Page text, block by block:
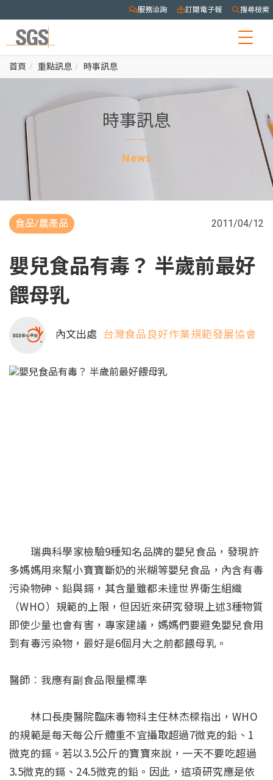
服務洽詢 訂閱電子報 搜尋檢索
首頁 重點訊息 時事訊息
時事訊息
News
食品/農產品 2011/04/12
嬰兒食品有毒？ 半歲前最好
餵母乳
內文出處 台灣食品良好作業規範發展協會
瑞典科學家檢驗9種知名品牌的嬰兒食品，發現許
多媽媽用來幫小寶寶斷奶的米糊等嬰兒食品，內含有毒
污染物砷、鉛與鎘，其含量雖都未達世界衛生組織
（WHO）規範的上限，但因近來研究發現上述3種物質
即使少量也會有害，專家建議，媽媽們要避免嬰兒食用
到有毒污染物，最好是6個月大之前都餵母乳。
醫師︰我應有副食品限量標準
林口長庚醫院臨床毒物科主任林杰樑指出，WHO
的規範是每天每公斤體重不宜攝取超過7微克的鉛、1
微克的鎘。若以3.5公斤的寶寶來說，一天不要吃超過
3.5微克的鎘、24.5微克的鉛。因此，這項研究應是依